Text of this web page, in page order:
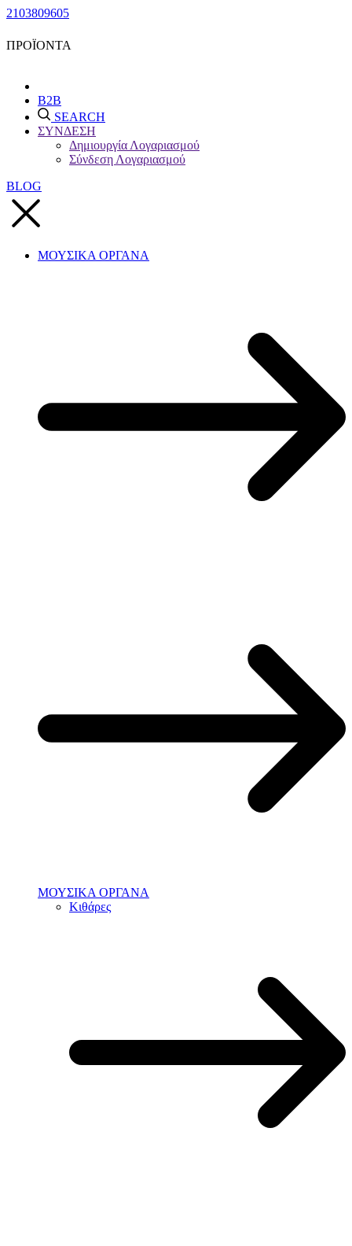
2103809605
ΠΡΟΪΟΝΤΑ
B2B
SEARCH
ΣΥΝΔΕΣΗ
Δημιουργία Λογαριασμού
Σύνδεση Λογαριασμού
BLOG
ΜΟΥΣΙΚΑ ΟΡΓΑΝΑ
ΜΟΥΣΙΚΑ ΟΡΓΑΝΑ
Κιθάρες